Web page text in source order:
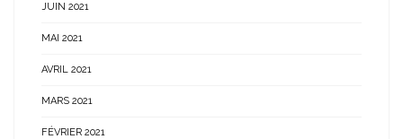
JUIN 2021
MAI 2021
AVRIL 2021
MARS 2021
FÉVRIER 2021